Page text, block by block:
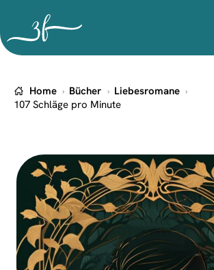
Home Bücher
Liebesromane
107 Schläge pro Minute